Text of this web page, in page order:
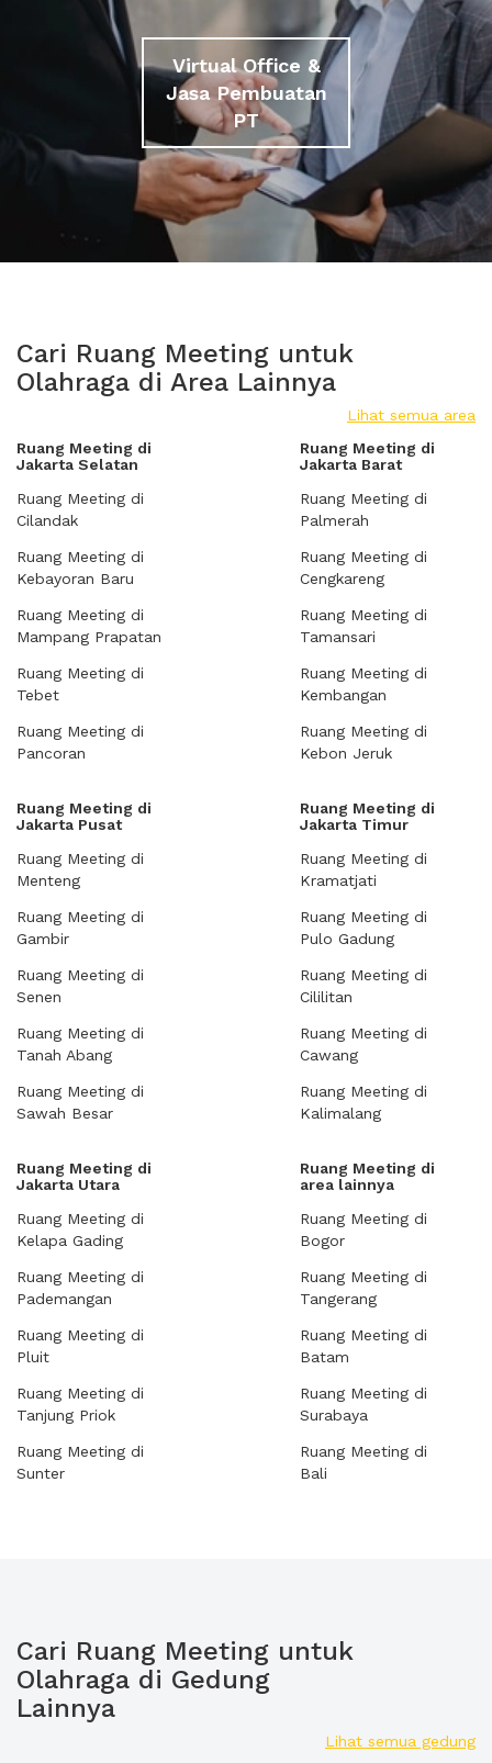
Virtual Office &
Jasa Pembuatan
PT
Cari Ruang Meeting untuk
Olahraga di Area Lainnya
Lihat semua area
Ruang Meeting di
Jakarta Selatan
Ruang Meeting di
Cilandak
Ruang Meeting di
Kebayoran Baru
Ruang Meeting di
Mampang Prapatan
Ruang Meeting di
Tebet
Ruang Meeting di
Pancoran
Ruang Meeting di
Jakarta Barat
Ruang Meeting di
Palmerah
Ruang Meeting di
Cengkareng
Ruang Meeting di
Tamansari
Ruang Meeting di
Kembangan
Ruang Meeting di
Kebon Jeruk
Ruang Meeting di
Jakarta Pusat
Ruang Meeting di
Menteng
Ruang Meeting di
Gambir
Ruang Meeting di
Senen
Ruang Meeting di
Tanah Abang
Ruang Meeting di
Sawah Besar
Ruang Meeting di
Jakarta Timur
Ruang Meeting di
Kramatjati
Ruang Meeting di
Pulo Gadung
Ruang Meeting di
Cililitan
Ruang Meeting di
Cawang
Ruang Meeting di
Kalimalang
Ruang Meeting di
Jakarta Utara
Ruang Meeting di
Kelapa Gading
Ruang Meeting di
Pademangan
Ruang Meeting di
Pluit
Ruang Meeting di
Tanjung Priok
Ruang Meeting di
Sunter
Ruang Meeting di
area lainnya
Ruang Meeting di
Bogor
Ruang Meeting di
Tangerang
Ruang Meeting di
Batam
Ruang Meeting di
Surabaya
Ruang Meeting di
Bali
Cari Ruang Meeting untuk
Olahraga di Gedung
Lainnya
Lihat semua gedung